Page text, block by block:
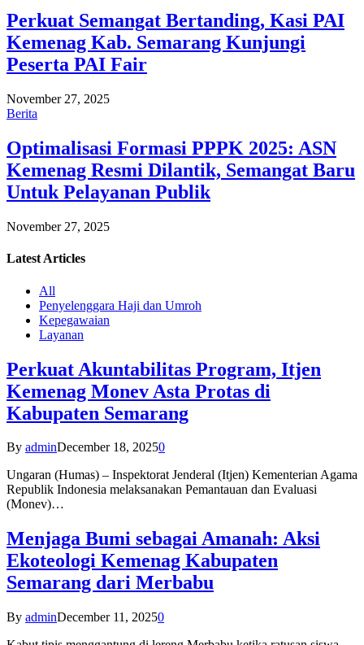
Perkuat Semangat Bertanding, Kasi PAI
Kemenag Kab. Semarang Kunjungi
Peserta PAI Fair
November 27, 2025
Berita
Optimalisasi Formasi PPPK 2025: ASN
Kemenag Resmi Dilantik, Semangat Baru
Untuk Pelayanan Publik
November 27, 2025
Latest Articles
All
Penyelenggara Haji dan Umroh
Kepegawaian
Layanan
Perkuat Akuntabilitas Program, Itjen
Kemenag Monev Asta Protas di
Kabupaten Semarang
By adminDecember 18, 20250
Ungaran (Humas) – Inspektorat Jenderal (Itjen) Kementerian Agama
Republik Indonesia melaksanakan Pemantauan dan Evaluasi
(Monev)…
Menjaga Bumi sebagai Amanah: Aksi
Ekoteologi Kemenag Kabupaten
Semarang dari Merbabu
By adminDecember 11, 20250